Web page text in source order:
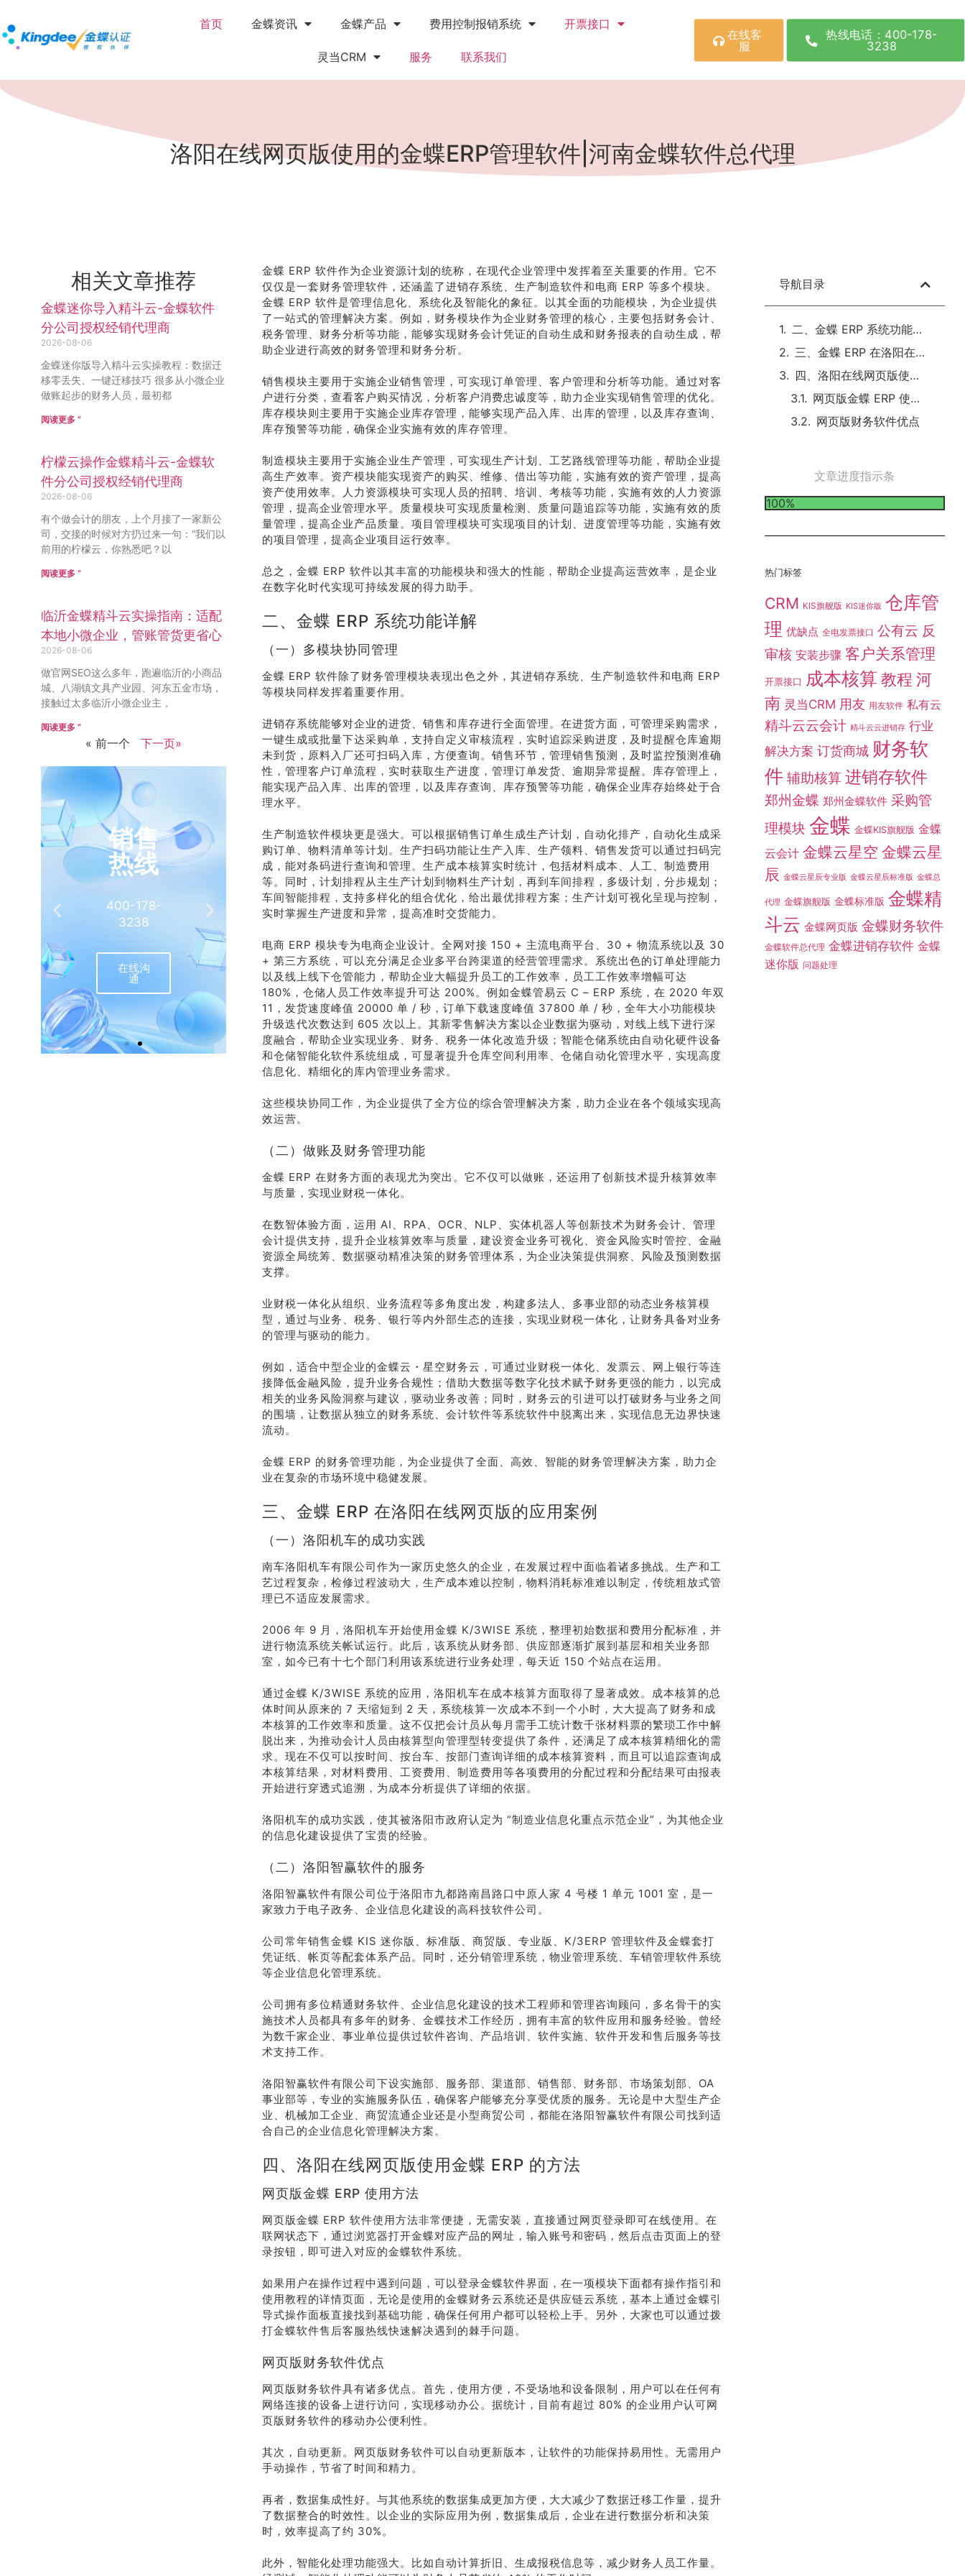
首页 金蝶资讯 金蝶产品 费用控制报销系统 开票接口
灵当CRM 服务 联系我们
在线客
服
热线电话：400-178-
3238
洛阳在线网页版使用的金蝶ERP管理软件|河南金蝶软件总代理
相关文章推荐
金蝶迷你导入精斗云-金蝶软件
分公司授权经销代理商
2026-08-06
金蝶迷你版导入精斗云实操教程：数据迁
移零丢失、一键迁移技巧 很多从小微企业
做账起步的财务人员，最初都
阅读更多 ”
柠檬云操作金蝶精斗云-金蝶软
件分公司授权经销代理商
2026-08-06
有个做会计的朋友，上个月接了一家新公
司，交接的时候对方扔过来一句：“我们以
前用的柠檬云，你熟悉吧？以
阅读更多 ”
临沂金蝶精斗云实操指南：适配
本地小微企业，管账管货更省心
2026-08-06
做官网SEO这么多年，跑遍临沂的小商品
城、八湖镇文具产业园、河东五金市场，
接触过太多临沂小微企业主，
阅读更多 ”
« 前一个 下一页»
销售
热线
400-178-
3238
在线沟
通
推荐
有礼
介绍客户豪礼
相送
联系我
们
销售
热线
400-178-
3238
在线沟
通
金蝶 ERP 软件作为企业资源计划的统称，在现代企业管理中发挥着至关重要的作用。它不
仅仅是一套财务管理软件，还涵盖了进销存系统、生产制造软件和电商 ERP 等多个模块。
金蝶 ERP 软件是管理信息化、系统化及智能化的象征。以其全面的功能模块，为企业提供
了一站式的管理解决方案。例如，财务模块作为企业财务管理的核心，主要包括财务会计、
税务管理、财务分析等功能，能够实现财务会计凭证的自动生成和财务报表的自动生成，帮
助企业进行高效的财务管理和财务分析。
销售模块主要用于实施企业销售管理，可实现订单管理、客户管理和分析等功能。通过对客
户进行分类，查看客户购买情况，分析客户消费忠诚度等，助力企业实现销售管理的优化。
库存模块则主要用于实施企业库存管理，能够实现产品入库、出库的管理，以及库存查询、
库存预警等功能，确保企业实施有效的库存管理。
制造模块主要用于实施企业生产管理，可实现生产计划、工艺路线管理等功能，帮助企业提
高生产效率。资产模块能实现资产的购买、维修、借出等功能，实施有效的资产管理，提高
资产使用效率。人力资源模块可实现人员的招聘、培训、考核等功能，实施有效的人力资源
管理，提高企业管理水平。质量模块可实现质量检测、质量问题追踪等功能，实施有效的质
量管理，提高企业产品质量。项目管理模块可实现项目的计划、进度管理等功能，实施有效
的项目管理，提高企业项目运行效率。
总之，金蝶 ERP 软件以其丰富的功能模块和强大的性能，帮助企业提高运营效率，是企业
在数字化时代实现可持续发展的得力助手。
二、金蝶 ERP 系统功能详解
（一）多模块协同管理
金蝶 ERP 软件除了财务管理模块表现出色之外，其进销存系统、生产制造软件和电商 ERP
等模块同样发挥着重要作用。
进销存系统能够对企业的进货、销售和库存进行全面管理。在进货方面，可管理采购需求，
一键生成或批量下达采购单，支持自定义审核流程，实时追踪采购进度，及时提醒仓库逾期
未到货，原料入厂还可扫码入库，方便查询。销售环节，管理销售预测，及时监控预测准确
性，管理客户订单流程，实时获取生产进度，管理订单发货、逾期异常提醒。库存管理上，
能实现产品入库、出库的管理，以及库存查询、库存预警等功能，确保企业库存始终处于合
理水平。
生产制造软件模块更是强大。可以根据销售订单生成生产计划，自动化排产，自动化生成采
购订单、物料清单等计划。生产扫码功能让生产入库、生产领料、销售发货可以通过扫码完
成，能对条码进行查询和管理。生产成本核算实时统计，包括材料成本、人工、制造费用
等。同时，计划排程从主生产计划到物料生产计划，再到车间排程，多级计划，分步规划；
车间智能排程，支持多样化的组合优化，给出最优排程方案；生产计划可视化呈现与控制，
实时掌握生产进度和异常，提高准时交货能力。
电商 ERP 模块专为电商企业设计。全网对接 150 + 主流电商平台、30 + 物流系统以及 30
+ 第三方系统，可以充分满足企业多平台跨渠道的经营管理需求。系统出色的订单处理能力
以及线上线下仓管能力，帮助企业大幅提升员工的工作效率，员工工作效率增幅可达
180%，仓储人员工作效率提升可达 200%。例如金蝶管易云 C – ERP 系统，在 2020 年双
11，发货速度峰值 20000 单 / 秒，订单下载速度峰值 37800 单 / 秒，全年大小功能模块
升级迭代次数达到 605 次以上。其新零售解决方案以企业数据为驱动，对线上线下进行深
度融合，帮助企业实现业务、财务、税务一体化改造升级；智能仓储系统由自动化硬件设备
和仓储智能化软件系统组成，可显著提升仓库空间利用率、仓储自动化管理水平，实现高度
信息化、精细化的库内管理业务需求。
这些模块协同工作，为企业提供了全方位的综合管理解决方案，助力企业在各个领域实现高
效运营。
（二）做账及财务管理功能
金蝶 ERP 在财务方面的表现尤为突出。它不仅可以做账，还运用了创新技术提升核算效率
与质量，实现业财税一体化。
在数智体验方面，运用 AI、RPA、OCR、NLP、实体机器人等创新技术为财务会计、管理
会计提供支持，提升企业核算效率与质量，建设资金业务可视化、资金风险实时管控、金融
资源全局统筹、数据驱动精准决策的财务管理体系，为企业决策提供洞察、风险及预测数据
支撑。
业财税一体化从组织、业务流程等多角度出发，构建多法人、多事业部的动态业务核算模
型，通过与业务、税务、银行等内外部生态的连接，实现业财税一体化，让财务具备对业务
的管理与驱动的能力。
例如，适合中型企业的金蝶云・星空财务云，可通过业财税一体化、发票云、网上银行等连
接降低金融风险，提升业务合规性；借助大数据等数字化技术赋予财务更强的能力，以完成
相关的业务风险洞察与建议，驱动业务改善；同时，财务云的引进可以打破财务与业务之间
的围墙，让数据从独立的财务系统、会计软件等系统软件中脱离出来，实现信息无边界快速
流动。
金蝶 ERP 的财务管理功能，为企业提供了全面、高效、智能的财务管理解决方案，助力企
业在复杂的市场环境中稳健发展。
三、金蝶 ERP 在洛阳在线网页版的应用案例
（一）洛阳机车的成功实践
南车洛阳机车有限公司作为一家历史悠久的企业，在发展过程中面临着诸多挑战。生产和工
艺过程复杂，检修过程波动大，生产成本难以控制，物料消耗标准难以制定，传统粗放式管
理已不适应发展需求。
2006 年 9 月，洛阳机车开始使用金蝶 K/3WISE 系统，整理初始数据和费用分配标准，并
进行物流系统关帐试运行。此后，该系统从财务部、供应部逐渐扩展到基层和相关业务部
室，如今已有十七个部门利用该系统进行业务处理，每天近 150 个站点在运用。
通过金蝶 K/3WISE 系统的应用，洛阳机车在成本核算方面取得了显著成效。成本核算的总
体时间从原来的 7 天缩短到 2 天，系统核算一次成本不到一个小时，大大提高了财务和成
本核算的工作效率和质量。这不仅把会计员从每月需手工统计数千张材料票的繁琐工作中解
脱出来，为推动会计人员由核算型向管理型转变提供了条件，还满足了成本核算精细化的需
求。现在不仅可以按时间、按台车、按部门查询详细的成本核算资料，而且可以追踪查询成
本核算结果，对材料费用、工资费用、制造费用等各项费用的分配过程和分配结果可由报表
开始进行穿透式追溯，为成本分析提供了详细的依据。
洛阳机车的成功实践，使其被洛阳市政府认定为 “制造业信息化重点示范企业”，为其他企业
的信息化建设提供了宝贵的经验。
（二）洛阳智赢软件的服务
洛阳智赢软件有限公司位于洛阳市九都路南昌路口中原人家 4 号楼 1 单元 1001 室，是一
家致力于电子政务、企业信息化建设的高科技软件公司。
公司常年销售金蝶 KIS 迷你版、标准版、商贸版、专业版、K/3ERP 管理软件及金蝶套打
凭证纸、帐页等配套体系产品。同时，还分销管理系统，物业管理系统、车销管理软件系统
等企业信息化管理系统。
公司拥有多位精通财务软件、企业信息化建设的技术工程师和管理咨询顾问，多名骨干的实
施技术人员都具有多年的财务、金蝶技术工作经历，拥有丰富的软件应用和服务经验。曾经
为数千家企业、事业单位提供过软件咨询、产品培训、软件实施、软件开发和售后服务等技
术支持工作。
洛阳智赢软件有限公司下设实施部、服务部、渠道部、销售部、财务部、市场策划部、OA
事业部等，专业的实施服务队伍，确保客户能够充分享受优质的服务。无论是中大型生产企
业、机械加工企业、商贸流通企业还是小型商贸公司，都能在洛阳智赢软件有限公司找到适
合自己的企业信息化管理解决方案。
四、洛阳在线网页版使用金蝶 ERP 的方法
网页版金蝶 ERP 使用方法
网页版金蝶 ERP 软件使用方法非常便捷，无需安装，直接通过网页登录即可在线使用。在
联网状态下，通过浏览器打开金蝶对应产品的网址，输入账号和密码，然后点击页面上的登
录按钮，即可进入对应的金蝶软件系统。
如果用户在操作过程中遇到问题，可以登录金蝶软件界面，在一项模块下面都有操作指引和
使用教程的详情页面，无论是使用的金蝶财务云系统还是供应链云系统，基本上通过金蝶引
导式操作面板直接找到基础功能，确保任何用户都可以轻松上手。另外，大家也可以通过拨
打金蝶软件售后客服热线快速解决遇到的棘手问题。
网页版财务软件优点
网页版财务软件具有诸多优点。首先，使用方便，不受场地和设备限制，用户可以在任何有
网络连接的设备上进行访问，实现移动办公。据统计，目前有超过 80% 的企业用户认可网
页版财务软件的移动办公便利性。
其次，自动更新。网页版财务软件可以自动更新版本，让软件的功能保持易用性。无需用户
手动操作，节省了时间和精力。
再者，数据集成性好。与其他系统的数据集成更加方便，大大减少了数据迁移工作量，提升
了数据整合的时效性。以企业的实际应用为例，数据集成后，企业在进行数据分析和决策
时，效率提高了约 30%。
此外，智能化处理功能强大。比如自动计算折旧、生成报税信息等，减少财务人员工作量。
导航目录
二、金蝶 ERP 系统功能详解
三、金蝶 ERP 在洛阳在线网页版的应用案例
四、洛阳在线网页版使用金蝶 ERP 的方法
网页版金蝶 ERP 使用方法
网页版财务软件优点
文章进度指示条
100%
热门标签
CRM KIS旗舰版 KIS迷你版 仓库管
理 优缺点 全电发票接口 公有云 反
审核 安装步骤 客户关系管理
开票接口 成本核算 教程 河
南 灵当CRM 用友 用友软件 私有云
精斗云云会计 精斗云云进销存 行业
解决方案 订货商城 财务软
件 辅助核算 进销存软件
郑州金蝶 郑州金蝶软件 采购管
理模块 金蝶 金蝶KIS旗舰版 金蝶
云会计 金蝶云星空 金蝶云星
辰 金蝶云星辰专业版 金蝶云星辰标准版 金蝶总
代理 金蝶旗舰版 金蝶标准版 金蝶精
斗云 金蝶网页版 金蝶财务软件
金蝶软件总代理 金蝶进销存软件 金蝶
迷你版 问题处理